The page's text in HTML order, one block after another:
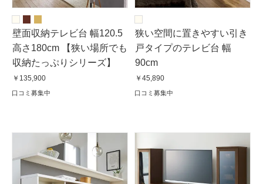
壁面収納テレビ台 幅120.5
高さ180cm 【狭い場所でも
収納たっぷりシリーズ】
￥135,900
口コミ募集中
狭い空間に置きやすい引き
戸タイプのテレビ台 幅
90cm
￥45,890
口コミ募集中